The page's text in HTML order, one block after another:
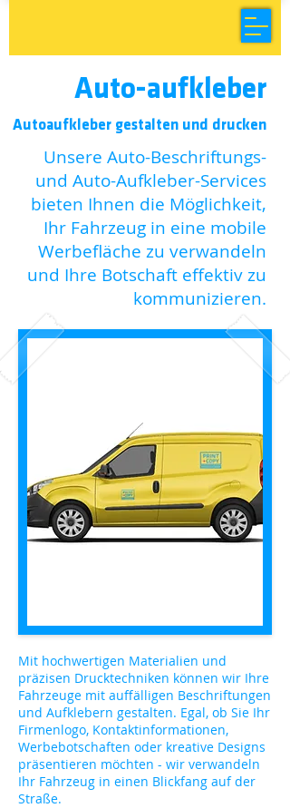
Auto-aufkleber
Autoaufkleber gestalten und drucken
Unsere Auto-Beschriftungs-
und Auto-Aufkleber-Services
bieten Ihnen die Möglichkeit,
Ihr Fahrzeug in eine mobile
Werbefläche zu verwandeln
und Ihre Botschaft effektiv zu
kommunizieren.
Mit hochwertigen Materialien und
präzisen Drucktechniken können wir Ihre
Fahrzeuge mit auffälligen Beschriftungen
und Aufklebern gestalten. Egal, ob Sie Ihr
Firmenlogo, Kontaktinformationen,
Werbebotschaften oder kreative Designs
präsentieren möchten - wir verwandeln
Ihr Fahrzeug in einen Blickfang auf der
Straße.